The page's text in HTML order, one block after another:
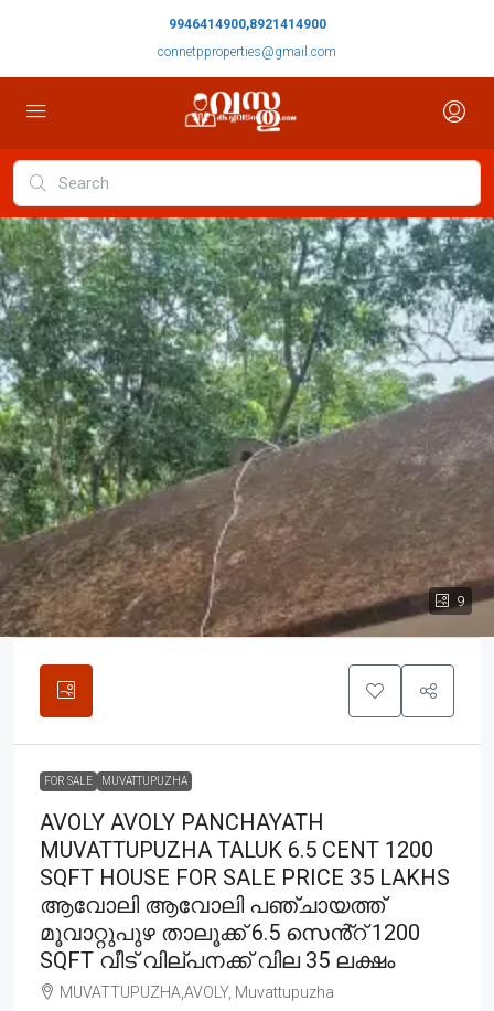
9946414900,8921414900
connetpproperties@gmail.com
9
FOR SALE MUVATTUPUZHA
AVOLY AVOLY PANCHAYATH
MUVATTUPUZHA TALUK 6.5 CENT 1200
SQFT HOUSE FOR SALE PRICE 35 LAKHS
ആവോലി ആവോലി പഞ്ചായത്ത്
മൂവാറ്റുപുഴ താലൂക്ക് 6.5 സെൻ്റ് 1200
SQFT വീട് വില്പനക്ക് വില 35 ലക്ഷം
MUVATTUPUZHA,AVOLY, Muvattupuzha